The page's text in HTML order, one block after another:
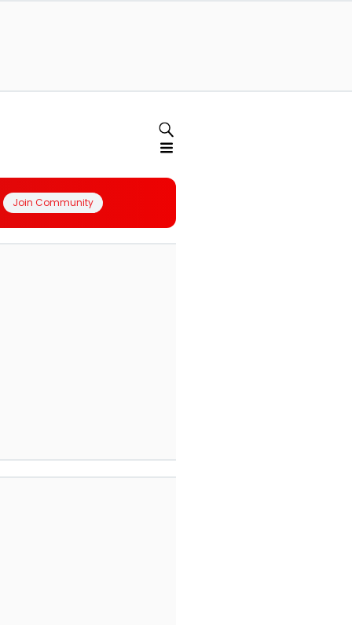
Join Community